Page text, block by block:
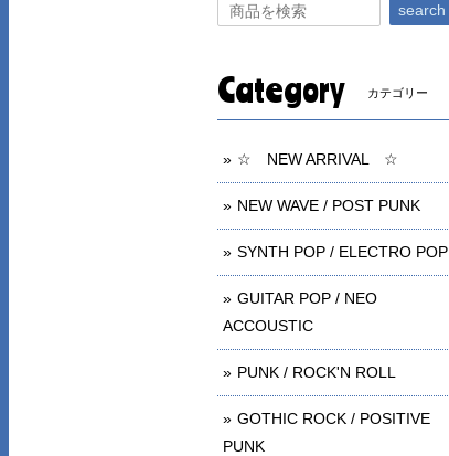
search
Category カテゴリー
☆ NEW ARRIVAL ☆
NEW WAVE / POST PUNK
SYNTH POP / ELECTRO POP
GUITAR POP / NEO
ACCOUSTIC
PUNK / ROCK'N ROLL
GOTHIC ROCK / POSITIVE
PUNK